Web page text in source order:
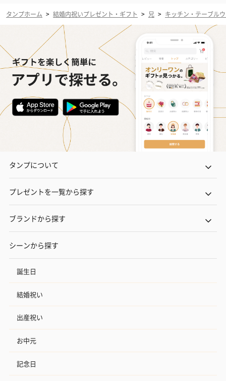
タンプホーム > 結婚内祝いプレゼント・ギフト > 兄 > キッチン・テーブル
タンプについて
プレゼントを一覧から探す
ブランドから探す
シーンから探す
誕生日
結婚祝い
出産祝い
お中元
記念日